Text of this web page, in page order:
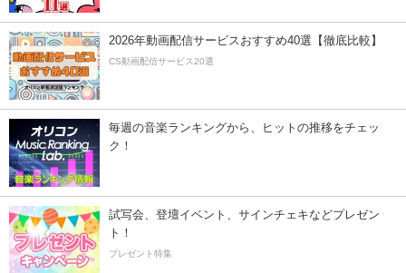
2026年動画配信サービスおすすめ40選【徹底比較】
CS動画配信サービス20選
毎週の音楽ランキングから、ヒットの推移をチェッ
ク！
試写会、登壇イベント、サインチェキなどプレゼン
ト！
プレゼント特集